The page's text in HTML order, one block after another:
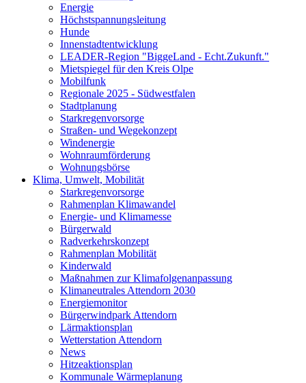
Energie
Höchstspannungsleitung
Hunde
Innenstadtentwicklung
LEADER-Region "BiggeLand - Echt.Zukunft."
Mietspiegel für den Kreis Olpe
Mobilfunk
Regionale 2025 - Südwestfalen
Stadtplanung
Starkregenvorsorge
Straßen- und Wegekonzept
Windenergie
Wohnraumförderung
Wohnungsbörse
Klima, Umwelt, Mobilität
Starkregenvorsorge
Rahmenplan Klimawandel
Energie- und Klimamesse
Bürgerwald
Radverkehrskonzept
Rahmenplan Mobilität
Kinderwald
Maßnahmen zur Klimafolgenanpassung
Klimaneutrales Attendorn 2030
Energiemonitor
Bürgerwindpark Attendorn
Lärmaktionsplan
Wetterstation Attendorn
News
Hitzeaktionsplan
Kommunale Wärmeplanung